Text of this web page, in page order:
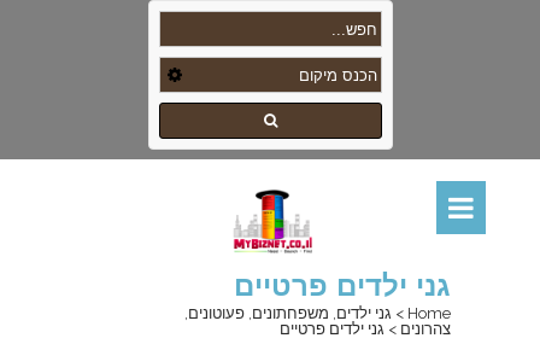
גני ילדים פרטיים
Home
> גני ילדים, משפחתונים, פעוטונים,
צהרונים > גני ילדים פרטיים